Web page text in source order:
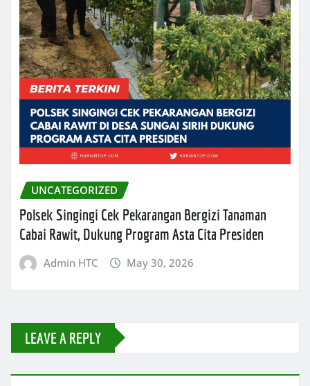
UNCATEGORIZED
Polsek Singingi Cek Pekarangan Bergizi Tanaman
Cabai Rawit, Dukung Program Asta Cita Presiden
Admin HTC May 30, 2026
LEAVE A REPLY